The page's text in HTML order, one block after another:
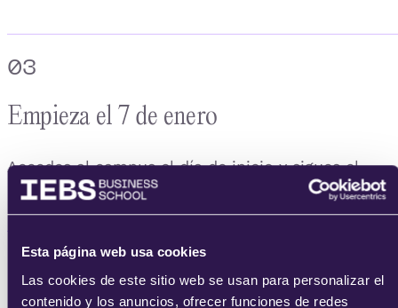
Esta página web usa cookies
Las cookies de este sitio web se usan para personalizar el
contenido y los anuncios, ofrecer funciones de redes
03
Empieza el 7 de enero
Accedes al campus el día de inicio y sigues el
curso durante el mes, con clases en directo.
04